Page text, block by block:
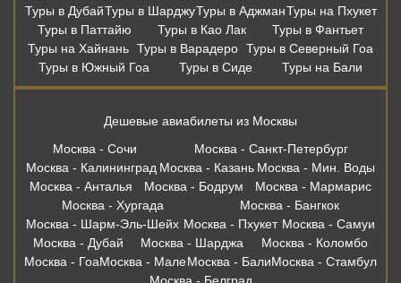
Туры в ДубайТуры в ШарджуТуры в АджманТуры на Пхукет
Туры в Паттайю
Туры в Као Лак
Туры в Фантьет
Туры на Хайнань Туры в Варадеро Туры в Северный Гоа
Туры в Южный Гоа
Туры в Сиде Туры на Бали
Дешевые авиабилеты из Москвы
Москва - Сочи
Москва - Санкт-Петербург
Москва - Калининград Москва - Казань Москва - Мин. Воды
Москва - Анталья
Москва - Бодрум
Москва - Мармарис
Москва - Хургада
Москва - Бангкок
Москва - Шарм-Эль-Шейх Москва - Пхукет Москва - Самуи
Москва - Дубай
Москва - Шарджа
Москва - Коломбо
Москва - ГоаМосква - МалеМосква - БалиМосква - Стамбул
Москва - Белград